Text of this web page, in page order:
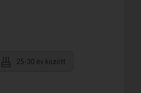
25-30 év között